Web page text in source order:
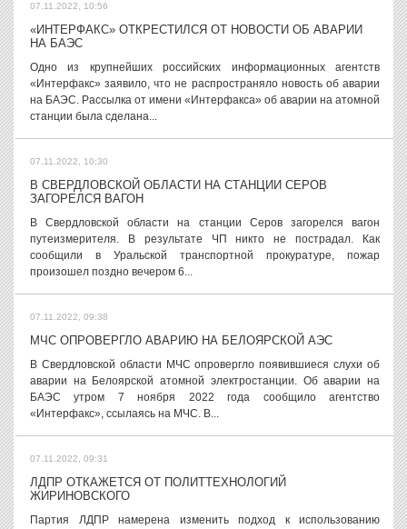
07.11.2022, 10:56
«ИНТЕРФАКС» ОТКРЕСТИЛСЯ ОТ НОВОСТИ ОБ АВАРИИ
НА БАЭС
Одно из крупнейших российских информационных агентств
«Интерфакс» заявило, что не распространяло новость об аварии
на БАЭС. Рассылка от имени «Интерфакса» об аварии на атомной
станции была сделана...
07.11.2022, 10:30
В СВЕРДЛОВСКОЙ ОБЛАСТИ НА СТАНЦИИ СЕРОВ
ЗАГОРЕЛСЯ ВАГОН
В Свердловской области на станции Серов загорелся вагон
путеизмерителя. В результате ЧП никто не пострадал. Как
сообщили в Уральской транспортной прокуратуре, пожар
произошел поздно вечером 6...
07.11.2022, 09:38
МЧС ОПРОВЕРГЛО АВАРИЮ НА БЕЛОЯРСКОЙ АЭС
В Свердловской области МЧС опровергло появившиеся слухи об
аварии на Белоярской атомной электростанции. Об аварии на
БАЭС утром 7 ноября 2022 года сообщило агентство
«Интерфакс», ссылаясь на МЧС. В...
07.11.2022, 09:31
ЛДПР ОТКАЖЕТСЯ ОТ ПОЛИТТЕХНОЛОГИЙ
ЖИРИНОВСКОГО
Партия ЛДПР намерена изменить подход к использованию